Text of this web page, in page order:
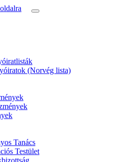
(Norvég lista)
Tanács
Testület